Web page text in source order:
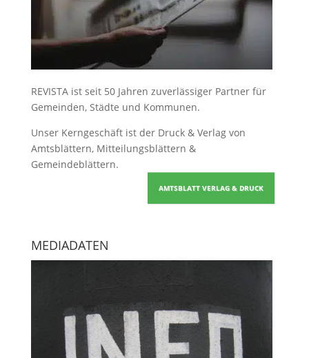
REVISTA ist seit 50 Jahren zuverlässiger Partner für
Gemeinden, Städte und Kommunen.
Unser Kerngeschäft ist der Druck & Verlag von
Amtsblättern, Mitteilungsblättern &
Gemeindeblättern.
AMTSBLATT VERLAG & DRUCK
MEDIADATEN